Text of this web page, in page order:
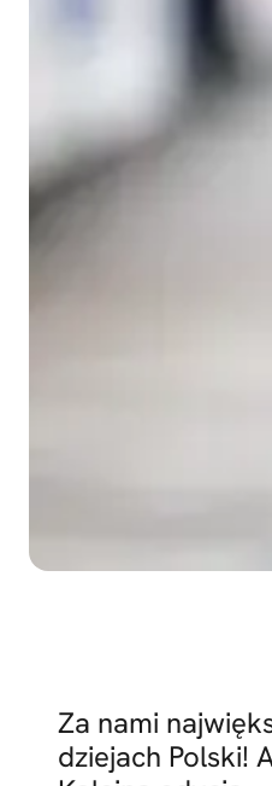
Za nami
dziejach Polski!